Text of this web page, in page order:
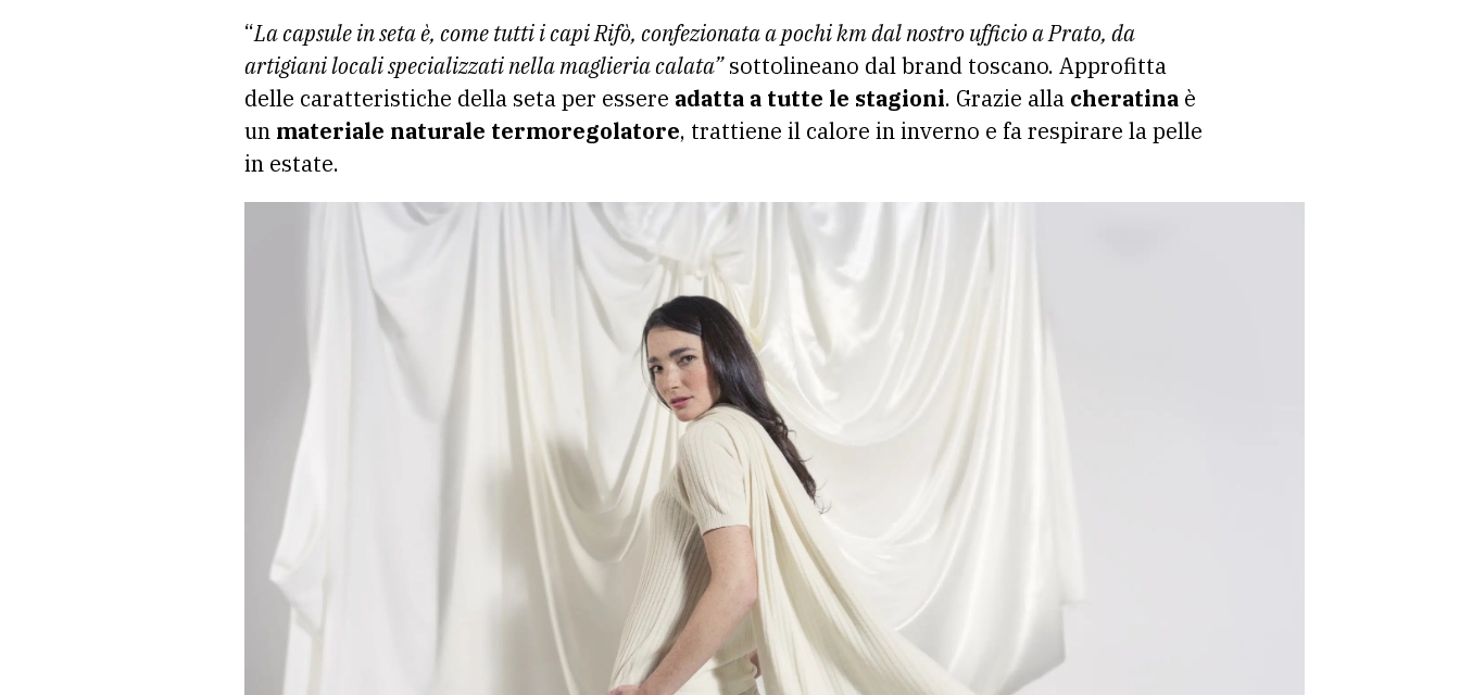
“La capsule in seta è, come tutti i capi Rifò, confezionata a pochi km dal nostro ufficio a Prato, da
artigiani locali specializzati nella maglieria calata”sottolineano dal brand toscano. Approfitta
delle caratteristiche della seta per essere adatta a tutte le stagioni. Grazie alla cheratina è
un materiale naturale termoregolatore, trattiene il calore in inverno e fa respirare la pelle
in estate.